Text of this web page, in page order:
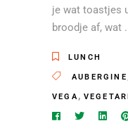
je wat toastjes
broodje af, wat
LUNCH
AUBERGINE
VEGA,